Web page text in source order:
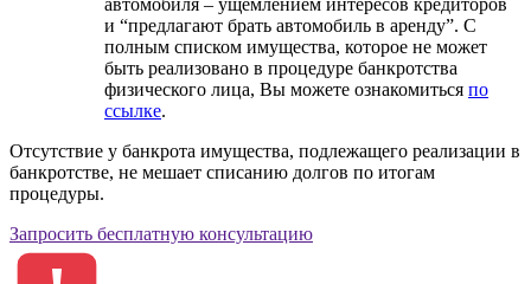
автомобиля – ущемлением интересов кредиторов
и “предлагают брать автомобиль в аренду”. С
полным списком имущества, которое не может
быть реализовано в процедуре банкротства
физического лица, Вы можете ознакомиться по
ссылке.
Отсутствие у банкрота имущества, подлежащего реализации в
банкротстве, не мешает списанию долгов по итогам
процедуры.
Запросить бесплатную консультацию